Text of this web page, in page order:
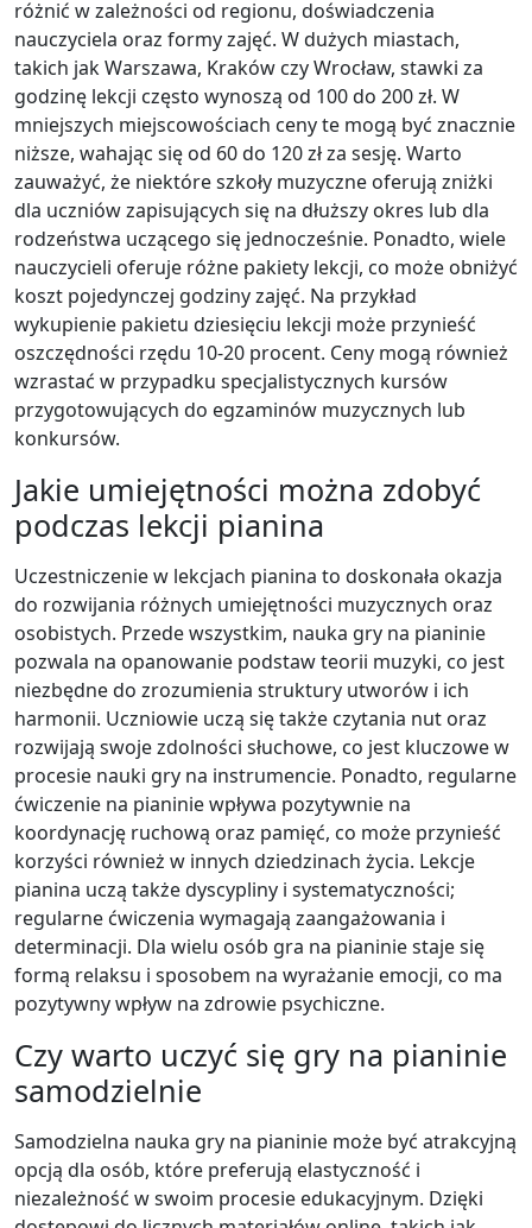
różnić w zależności od regionu, doświadczenia
nauczyciela oraz formy zajęć. W dużych miastach,
takich jak Warszawa, Kraków czy Wrocław, stawki za
godzinę lekcji często wynoszą od 100 do 200 zł. W
mniejszych miejscowościach ceny te mogą być znacznie
niższe, wahając się od 60 do 120 zł za sesję. Warto
zauważyć, że niektóre szkoły muzyczne oferują zniżki
dla uczniów zapisujących się na dłuższy okres lub dla
rodzeństwa uczącego się jednocześnie. Ponadto, wiele
nauczycieli oferuje różne pakiety lekcji, co może obniżyć
koszt pojedynczej godziny zajęć. Na przykład
wykupienie pakietu dziesięciu lekcji może przynieść
oszczędności rzędu 10-20 procent. Ceny mogą również
wzrastać w przypadku specjalistycznych kursów
przygotowujących do egzaminów muzycznych lub
konkursów.
Jakie umiejętności można zdobyć
podczas lekcji pianina
Uczestniczenie w lekcjach pianina to doskonała okazja
do rozwijania różnych umiejętności muzycznych oraz
osobistych. Przede wszystkim, nauka gry na pianinie
pozwala na opanowanie podstaw teorii muzyki, co jest
niezbędne do zrozumienia struktury utworów i ich
harmonii. Uczniowie uczą się także czytania nut oraz
rozwijają swoje zdolności słuchowe, co jest kluczowe w
procesie nauki gry na instrumencie. Ponadto, regularne
ćwiczenie na pianinie wpływa pozytywnie na
koordynację ruchową oraz pamięć, co może przynieść
korzyści również w innych dziedzinach życia. Lekcje
pianina uczą także dyscypliny i systematyczności;
regularne ćwiczenia wymagają zaangażowania i
determinacji. Dla wielu osób gra na pianinie staje się
formą relaksu i sposobem na wyrażanie emocji, co ma
pozytywny wpływ na zdrowie psychiczne.
Czy warto uczyć się gry na pianinie
samodzielnie
Samodzielna nauka gry na pianinie może być atrakcyjną
opcją dla osób, które preferują elastyczność i
niezależność w swoim procesie edukacyjnym. Dzięki